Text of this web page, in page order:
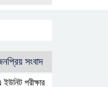
সংবাদ
ইউনিট পরীক্ষার